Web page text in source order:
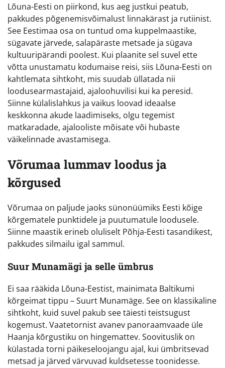
Lõuna-Eesti on piirkond, kus aeg justkui peatub,
pakkudes põgenemisvõimalust linnakärast ja rutiinist.
See Eestimaa osa on tuntud oma kuppelmaastike,
sügavate järvede, salapäraste metsade ja sügava
kultuuripärandi poolest. Kui plaanite sel suvel ette
võtta unustamatu kodumaise reisi, siis Lõuna-Eesti on
kahtlemata sihtkoht, mis suudab üllatada nii
loodusearmastajaid, ajaloohuvilisi kui ka peresid.
Siinne külalislahkus ja vaikus loovad ideaalse
keskkonna akude laadimiseks, olgu tegemist
matkaradade, ajalooliste mõisate või hubaste
väikelinnade avastamisega.
Võrumaa lummav loodus ja
kõrgused
Võrumaa on paljude jaoks sünonüümiks Eesti kõige
kõrgematele punktidele ja puutumatule loodusele.
Siinne maastik erineb oluliselt Põhja-Eesti tasandikest,
pakkudes silmailu igal sammul.
Suur Munamägi ja selle ümbrus
Ei saa rääkida Lõuna-Eestist, mainimata Baltikumi
kõrgeimat tippu – Suurt Munamäge. See on klassikaline
sihtkoht, kuid suvel pakub see täiesti teistsugust
kogemust. Vaatetornist avanev panoraamvaade üle
Haanja kõrgustiku on hingemattev. Soovituslik on
külastada torni päikeseloojangu ajal, kui ümbritsevad
metsad ja järved värvuvad kuldsetesse toonidesse.